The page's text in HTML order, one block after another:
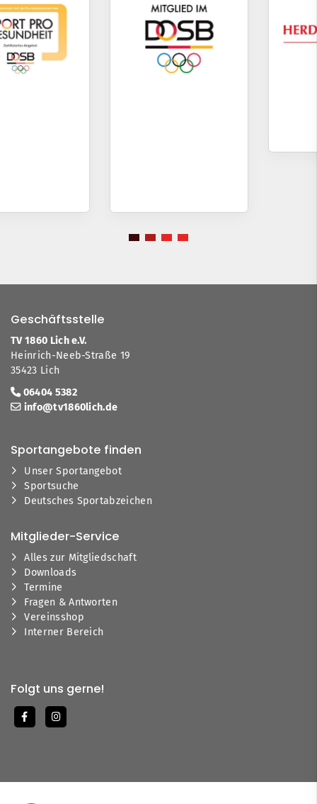
Geschäftsstelle
TV 1860 Lich e.V.
Heinrich-Neeb-Straße 19
35423 Lich
06404 5382
info@tv1860lich.de
Sportangebote finden
Unser Sportangebot
Sportsuche
Deutsches Sportabzeichen
Mitglieder-Service
Alles zur Mitgliedschaft
Downloads
Termine
Fragen & Antworten
Vereinsshop
Interner Bereich
Folgt uns gerne!